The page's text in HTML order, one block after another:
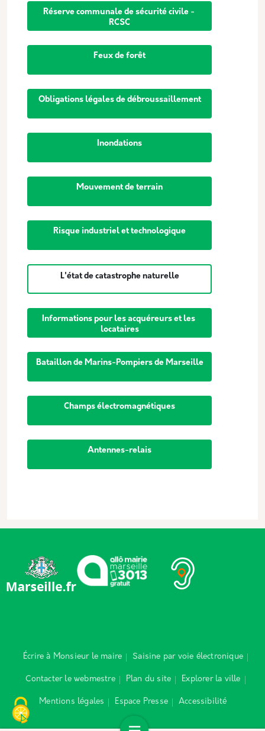
Réserve communale de sécurité civile -
RCSC
Feux de forêt
Obligations légales de débroussaillement
Inondations
Mouvement de terrain
Risque industriel et technologique
L'état de catastrophe naturelle
Informations pour les acquéreurs et les
locataires
Bataillon de Marins-Pompiers de Marseille
Champs électromagnétiques
Antennes-relais
Écrire à Monsieur le maire Saisine par voie électronique
Contacter le webmestre Plan du site Explorer la ville
Mentions légales Espace Presse Accessibilité